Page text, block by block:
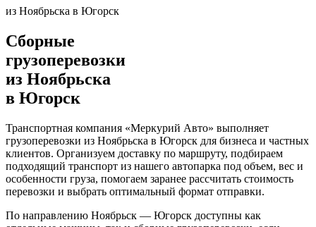
из Ноябрьска в Югорск
Сборные
грузоперевозки
из Ноябрьска
в Югорск
Транспортная компания «Меркурий Авто» выполняет
грузоперевозки из Ноябрьска в Югорск для бизнеса и частных
клиентов. Организуем доставку по маршруту, подбираем
подходящий транспорт из нашего автопарка под объем, вес и
особенности груза, помогаем заранее рассчитать стоимость
перевозки и выбрать оптимальный формат отправки.
По направлению Ноябрьск — Югорск доступны как